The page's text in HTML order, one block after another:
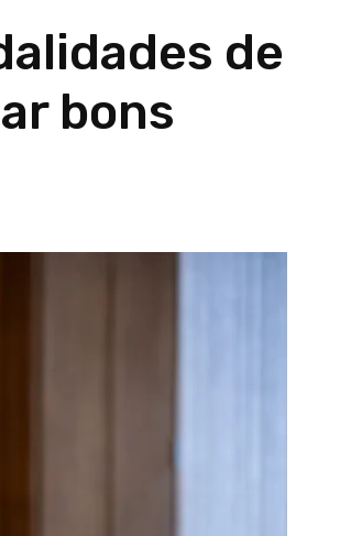
de
bons